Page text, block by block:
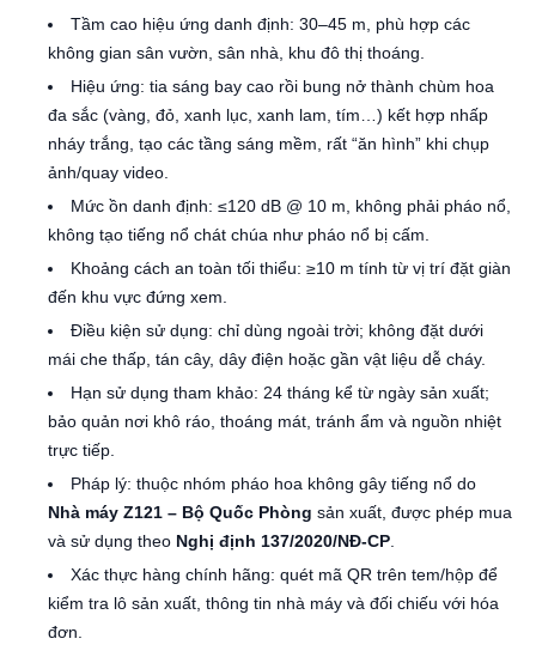
Tầm cao hiệu ứng danh định: 30–45 m, phù hợp các
không gian sân vườn, sân nhà, khu đô thị thoáng.
Hiệu ứng: tia sáng bay cao rồi bung nở thành chùm hoa
đa sắc (vàng, đỏ, xanh lục, xanh lam, tím…) kết hợp nhấp
nháy trắng, tạo các tầng sáng mềm, rất “ăn hình” khi chụp
ảnh/quay video.
Mức ồn danh định: ≤120 dB @ 10 m, không phải pháo nổ,
không tạo tiếng nổ chát chúa như pháo nổ bị cấm.
Khoảng cách an toàn tối thiểu: ≥10 m tính từ vị trí đặt giàn
đến khu vực đứng xem.
Điều kiện sử dụng: chỉ dùng ngoài trời; không đặt dưới
mái che thấp, tán cây, dây điện hoặc gần vật liệu dễ cháy.
Hạn sử dụng tham khảo: 24 tháng kể từ ngày sản xuất;
bảo quản nơi khô ráo, thoáng mát, tránh ẩm và nguồn nhiệt
trực tiếp.
Pháp lý: thuộc nhóm pháo hoa không gây tiếng nổ do
Nhà máy Z121 – Bộ Quốc Phòng sản xuất, được phép mua
và sử dụng theo Nghị định 137/2020/NĐ-CP
Xác thực hàng chính hãng: quét mã QR trên tem/hộp để
kiểm tra lô sản xuất, thông tin nhà máy và đối chiếu với hóa
đơn.